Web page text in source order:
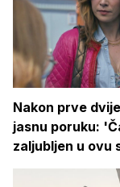
Nakon prve
jasnu poruku:
zaljubljen u ovu